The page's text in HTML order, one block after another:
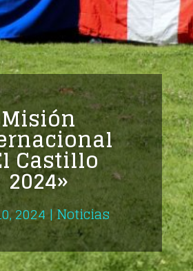
Misión
Castillo
2024»
2024 |Noticias